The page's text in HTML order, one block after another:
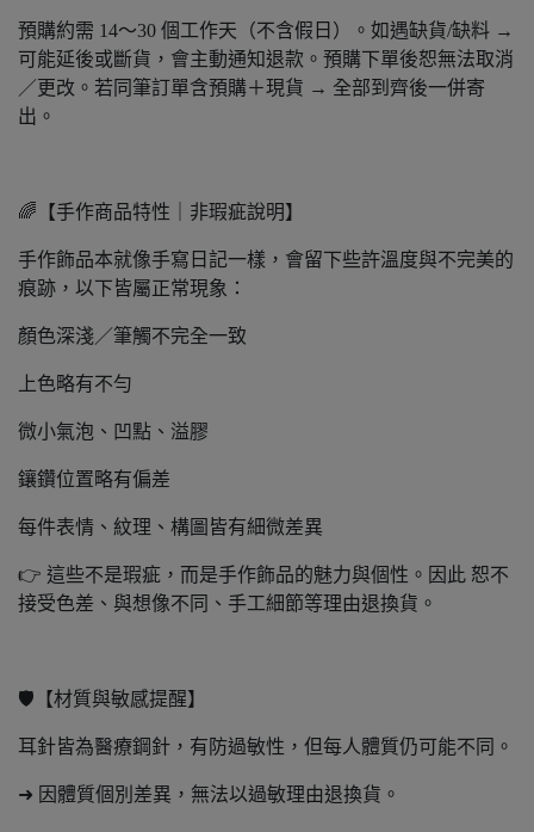
預購約需 14～30 個工作天（不含假日）。如遇缺貨/缺料 →
可能延後或斷貨，會主動通知退款。預購下單後恕無法取消
／更改。若同筆訂單含預購＋現貨 → 全部到齊後一併寄
出。
🌈【手作商品特性｜非瑕疵說明】
手作飾品本就像手寫日記一樣，會留下些許溫度與不完美的
痕跡，以下皆屬正常現象：
顏色深淺／筆觸不完全一致
上色略有不勻
微小氣泡、凹點、溢膠
鑲鑽位置略有偏差
每件表情、紋理、構圖皆有細微差異
👉 這些不是瑕疵，而是手作飾品的魅力與個性。因此 恕不
接受色差、與想像不同、手工細節等理由退換貨。
🛡️【材質與敏感提醒】
耳針皆為醫療鋼針，有防過敏性，但每人體質仍可能不同。
➜ 因體質個別差異，無法以過敏理由退換貨。